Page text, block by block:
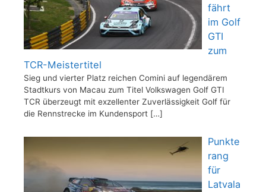
fährt
im Golf
GTI
zum
TCR-Meistertitel
Sieg und vierter Platz reichen Comini auf legendärem
Stadtkurs von Macau zum Titel Volkswagen Golf GTI
TCR überzeugt mit exzellenter Zuverlässigkeit Golf für
die Rennstrecke im Kundensport […]
Punkte
rang
für
Latvala